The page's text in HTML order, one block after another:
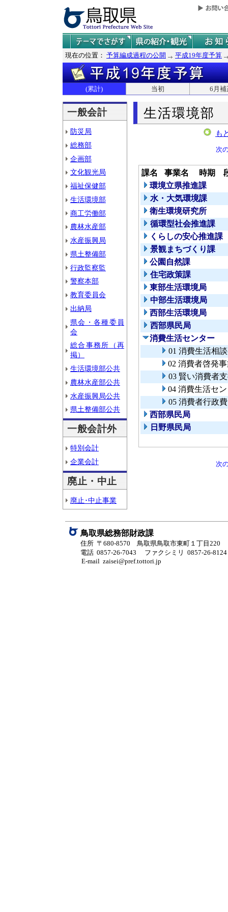
現在の位置： 予算編成過程の公開 平成19年度予算
(累計) 当初 6月補
一般会計
防災局
総務部
企画部
文化観光局
福祉保健部
生活環境部
商工労働部
農林水産部
水産振興局
県土整備部
行政監察監
警察本部
教育委員会
出納局
県会・各種委員
会
総合事務所（再
掲）
生活環境部公共
農林水産部公共
水産振興局公共
県土整備部公共
一般会計外
特別会計
企業会計
廃止・中止
廃止･中止事業
生活環境部
も
次
課名 事業名 時期
環境立県推進課
水・大気環境課
衛生環境研究所
循環型社会推進課
くらしの安心推進課
景観まちづくり課
公園自然課
住宅政策課
東部生活環境局
中部生活環境局
西部生活環境局
西部県民局
消費生活センター
01 消費生活相
02 消費者啓発
03 賢い消費者
04 消費生活セ
05 消費者行政費
西部県民局
日野県民局
次
鳥取県総務部財政課
住所 〒680-8570 鳥取県鳥取市東町１丁目220
電話 0857-26-7043
ファクシミリ 0857-26-8124
E-mail zaisei@pref.tottori.jp